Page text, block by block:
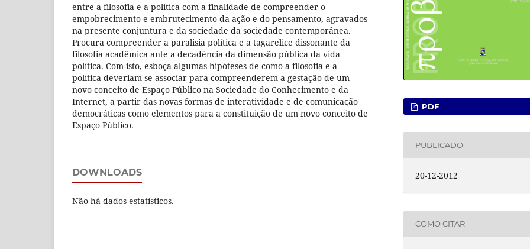
entre a filosofia e a política com a finalidade de compreender o
empobrecimento e embrutecimento da ação e do pensamento, agravados
na presente conjuntura e da sociedade da sociedade contemporânea.
Procura compreender a paralisia política e a tagarelice dissonante da
filosofia acadêmica ante a decadência da dimensão pública da vida
política. Com isto, esboça algumas hipóteses de como a filosofia e a
política deveriam se associar para compreenderem a gestação de um
novo conceito de Espaço Público na Sociedade do Conhecimento e da
Internet, a partir das novas formas de interatividade e de comunicação
democráticas como elementos para a constituição de um novo conceito de
Espaço Público.
DOWNLOADS
Não há dados estatísticos.
PDF
PUBLICADO
20-12-2012
COMO CITAR